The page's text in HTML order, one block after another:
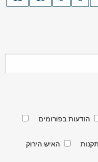
הודעות בפורומים
האיש הירוק